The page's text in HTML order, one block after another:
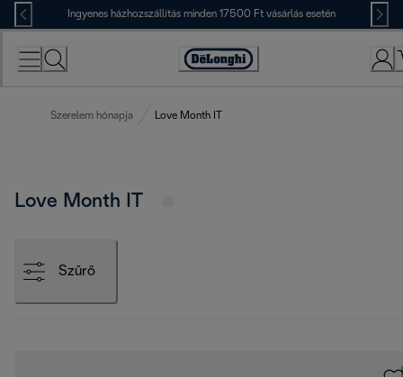
Skip
to
Content
Ingyenes házhozszállítás minden 17500 Ft vásárlás esetén
Accessibility
Szerelem hónapja Love Month IT
Love Month IT
Szűrő